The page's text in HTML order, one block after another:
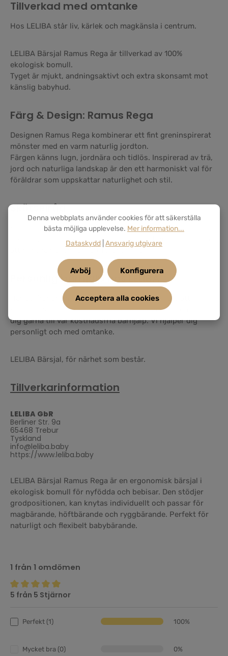
Tillverkad med omtanke
Hos LELIBA står liv, kärlek och magkänsla i centrum.
LELIBA Bärsjal Ramus Rega är tillverkad av 100%
ekologisk bomull.
Tyget är mjukt, andningsaktivt och extra skonsamt mot
känslig babyhud.
Färg & Design: Ramus Rega
Designen Ramus Rega kombinerar ett fint greninspirerat
mönster med en varm naturlig jordton.
Färgen känns lugn, jordnära och tidlös. Inspirerad av trä,
jord och naturliga landskap är den ett harmoniskt val för
föräldrar som uppskattar naturlighet och stil.
Skötselråd
Eftersom sjalen är tillverkad av naturmaterial
rekommenderar vi att undvika långvarigt direkt solljus för
att minska risken för färgförändringar.
Personlig bärhjälp hos LELIBA
Har du frågor om knyttekniker eller vill ha hjälp att
komma igång med din LELIBA Bärsjal Ramus Rega? Anmäl
dig gärna till vår kostnadsfria bärhjälp. Vi hjälper dig
personligt och med omtanke.
LELIBA Bärsjal, för närhet som består.
Tillverkarinformation
LELIBA GbR
Berliner Str. 9a
65468 Trebur
Tyskland
info@leliba.baby
https://www.leliba.baby
LELIBA Bärsjal Ramus Rega är en ergonomisk bärsjal i
ekologisk bomull för nyfödda och bebisar. Den stödjer
grodpositionen, kan knytas individuellt och passar för
magbärande, höftbärande och ryggbärande. Perfekt för
naturligt och flexibelt babybärande.
1 från 1 omdömen
Genomsnittligt betyg på 5 av 5 stjärnor
5 från 5 Stjärnor
Perfekt (1) 100%
Mycket bra (0) 0%
Denna webbplats använder cookies för att säkerställa
bästa möjliga upplevelse. Mer information...
Dataskydd Ansvarig utgivare
Avböj Konfigurera
Acceptera alla cookies